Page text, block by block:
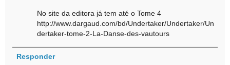
No site da editora já tem até o Tome 4
http://www.dargaud.com/bd/Undertaker/Undertaker/Un
dertaker-tome-2-La-Danse-des-vautours
Responder